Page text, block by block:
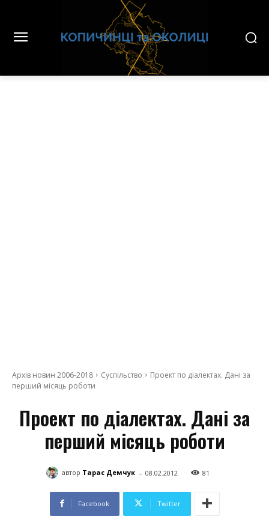
Архів новин 2006-2018 Суспільство
Проект по діалектах. Дані за
перший місяць роботи
Проект по діалектах. Дані за
перший місяць роботи
автор Тарас Демчук - 08.02.2012 81
Facebook Twitter